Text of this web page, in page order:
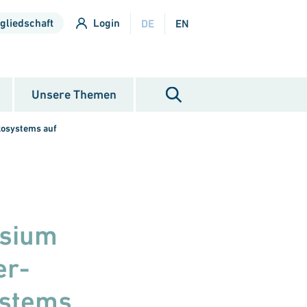
Login DE EN
Unsere Themen
auf